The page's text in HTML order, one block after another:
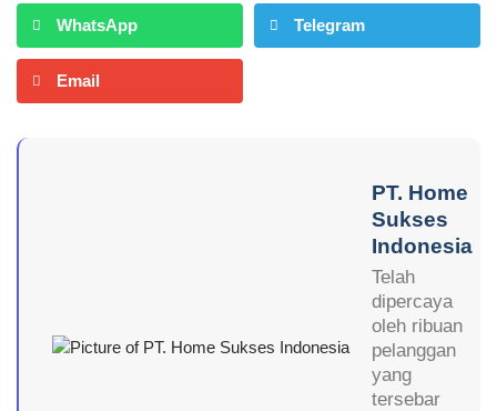
WhatsApp Telegram
Email
PT. Home
Sukses
Indonesia
Telah
dipercaya
oleh ribuan
pelanggan
yang
tersebar